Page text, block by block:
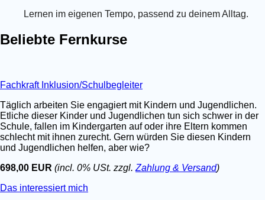
Lernen im eigenen Tempo, passend zu deinem Alltag.
Beliebte Fernkurse
Fachkraft Inklusion/Schulbegleiter
Täglich arbeiten Sie engagiert mit Kindern und Jugendlichen.
Etliche dieser Kinder und Jugendlichen tun sich schwer in der
Schule, fallen im Kindergarten auf oder ihre Eltern kommen
schlecht mit ihnen zurecht. Gern würden Sie diesen Kindern
und Jugendlichen helfen, aber wie?
698,00 EUR (incl. 0% USt. zzgl. Zahlung & Versand)
Das interessiert mich